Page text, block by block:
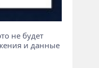
не будет
и данные